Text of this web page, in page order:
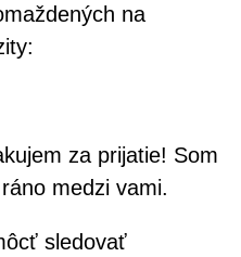
na
za prijatie! Som
medzi vami.
sledovať